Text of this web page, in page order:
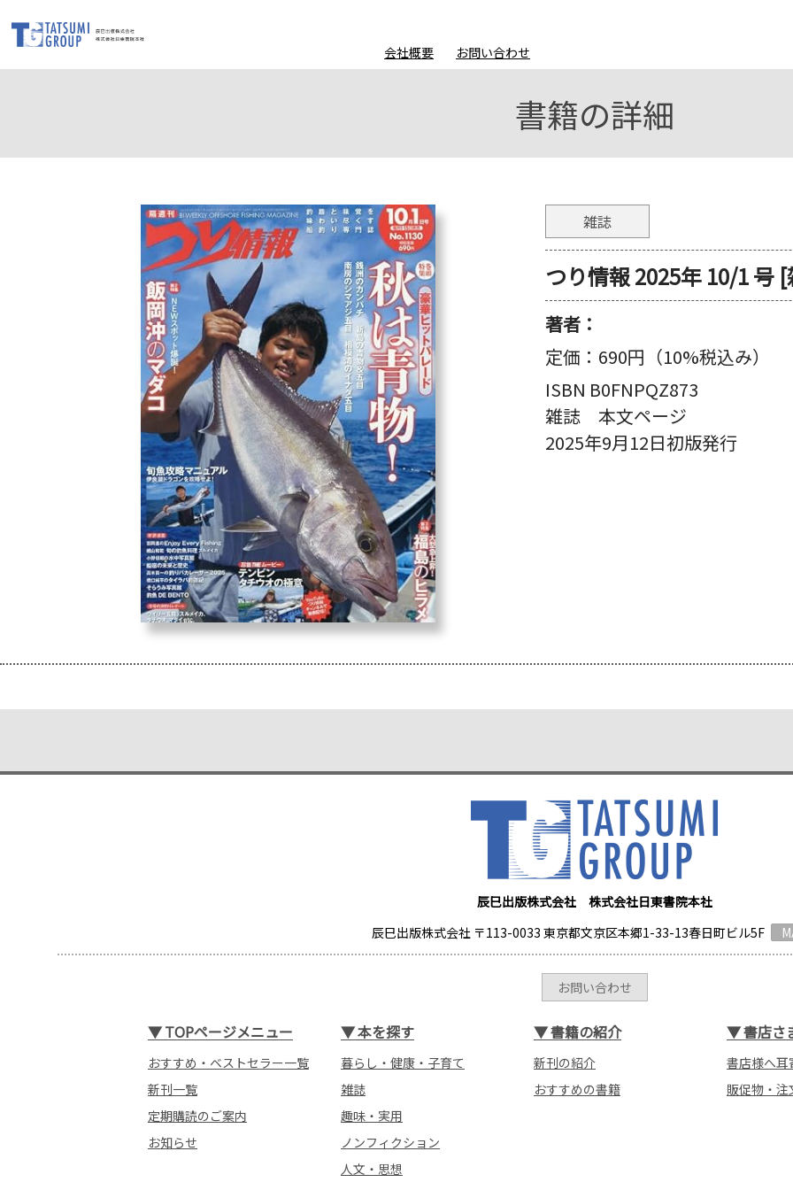
会社概要 お問い合わせ
書籍の詳細
雑誌
つり情報 2025年 10/1 号
著者：
定価： 690円（10%税込み）
ISBN B0FNPQZ873
雑誌 本文ページ
2025年9月12日初版発行
辰巳出版株式会社 株式会社日東書院本社
辰巳出版株式会社 〒113-0033 東京都文京区本郷1-33-13春日町ビル5F
お問い合わせ
▼TOPページメニュー
おすすめ・ベストセラー一覧
新刊一覧
定期購読のご案内
お知らせ
▼本を探す
暮らし・健康・子育て
雑誌
趣味・実用
ノンフィクション
人文・思想
▼書籍の紹介
新刊の紹介
おすすめの書籍
▼書店さ
書店様へ耳
販促物・注